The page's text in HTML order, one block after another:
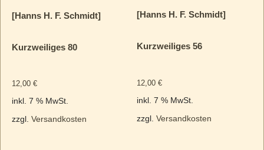
[Hanns H. F. Schmidt]
Kurzweiliges 80
12,00 €
inkl. 7 % MwSt.
zzgl. Versandkosten
[Hanns H. F. Schmidt]
Kurzweiliges 56
12,00€
inkl. 7 % MwSt.
zzgl.Versandkosten